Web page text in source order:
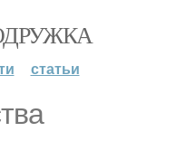
статьи